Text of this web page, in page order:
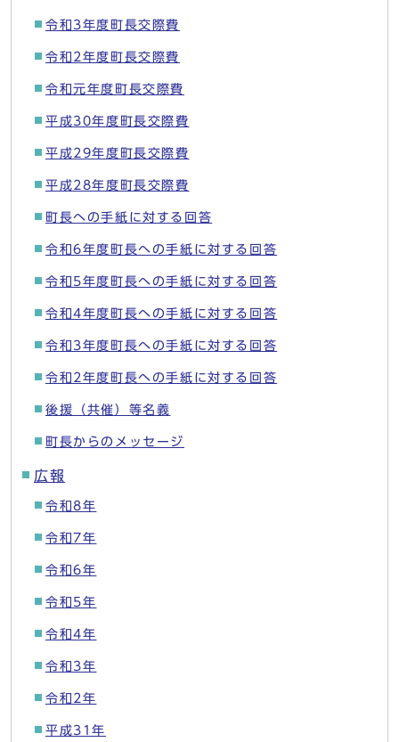
令和3年度町長交際費
令和2年度町長交際費
令和元年度町長交際費
平成30年度町長交際費
平成29年度町長交際費
平成28年度町長交際費
町長への手紙に対する回答
令和6年度町長への手紙に対する回答
令和5年度町長への手紙に対する回答
令和4年度町長への手紙に対する回答
令和3年度町長への手紙に対する回答
令和2年度町長への手紙に対する回答
後援（共催）等名義
町長からのメッセージ
広報
令和8年
令和7年
令和6年
令和5年
令和4年
令和3年
令和2年
平成31年